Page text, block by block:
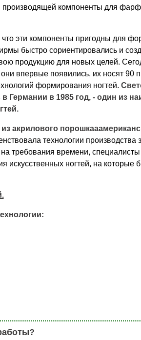
компоненты для
эти компоненты пригодны для
быстро сориентировались и
продукцию для новых целей.
впервые появились, их носят 90
формирования ногтей.
в Германии в 1985 год, - один из
акрилового
технологии
на требования времени,
искусственных ногтей, на которые